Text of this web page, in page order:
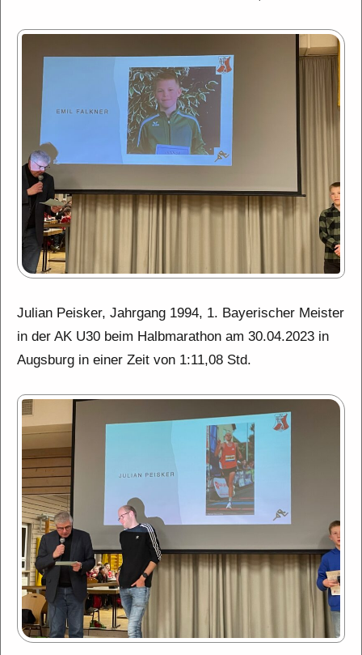
Julian Peisker, Jahrgang 1994, 1. Bayerischer Meister
in der AK U30 beim Halbmarathon am 30.04.2023 in
Augsburg in einer Zeit von 1:11,08 Std.